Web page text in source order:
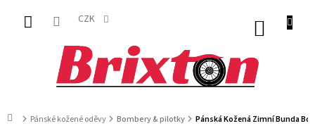
obsah
CZK
DomůPánské kožené oděvy Bombery & pilotky Pánská Kožená Zimní Bunda